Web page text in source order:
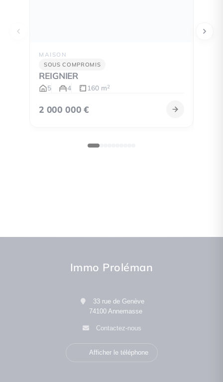
MAISON
SOUS COMPROMIS
REIGNIER
5 4 160 m2
2 000 000 €
Immo Proléman
33 rue de Genève
74100 Annemasse
Contactez-nous
Afficher le téléphone